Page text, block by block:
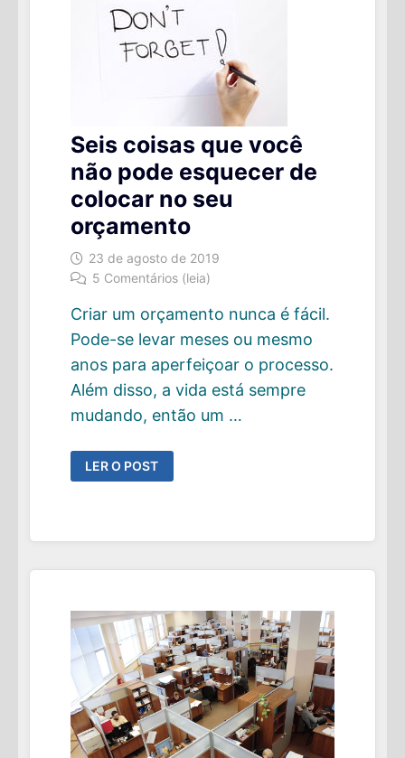
Seis coisas que você
não pode esquecer de
colocar no seu
orçamento
23 de agosto de 2019
5 Comentários (leia)
Criar um orçamento nunca é fácil.
Pode-se levar meses ou mesmo
anos para aperfeiçoar o processo.
Além disso, a vida está sempre
mudando, então um …
SEIS
COISAS
QUE
DE
NO
LER O POST